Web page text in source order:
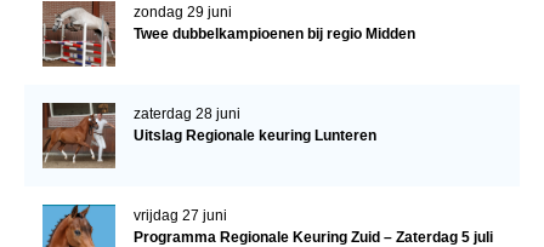
zondag 29 juni
Twee dubbelkampioenen bij regio Midden
zaterdag 28 juni
Uitslag Regionale keuring Lunteren
vrijdag 27 juni
Programma Regionale Keuring Zuid – Zaterdag 5 juli